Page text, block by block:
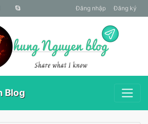
Đăng nhập Đăng ký
Blog